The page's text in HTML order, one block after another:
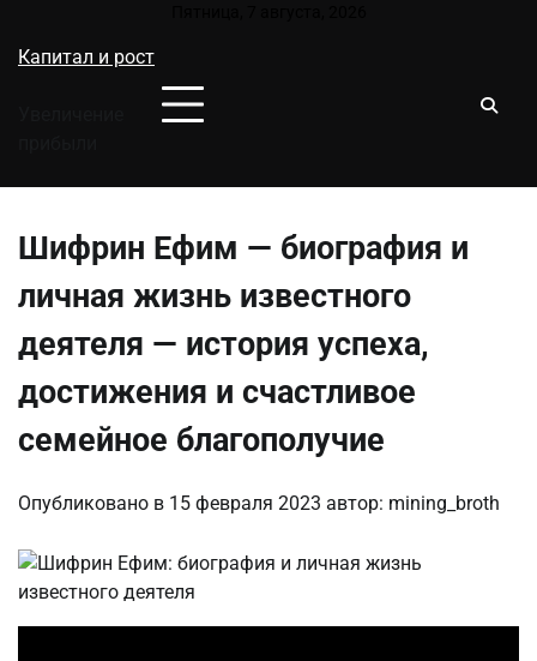
содержимому
Капитал и рост
Шифрин Ефим — биография и
личная жизнь известного
деятеля — история успеха,
достижения и счастливое
семейное благополучие
Опубликовано в 15 февраля 2023 автор: mining_broth